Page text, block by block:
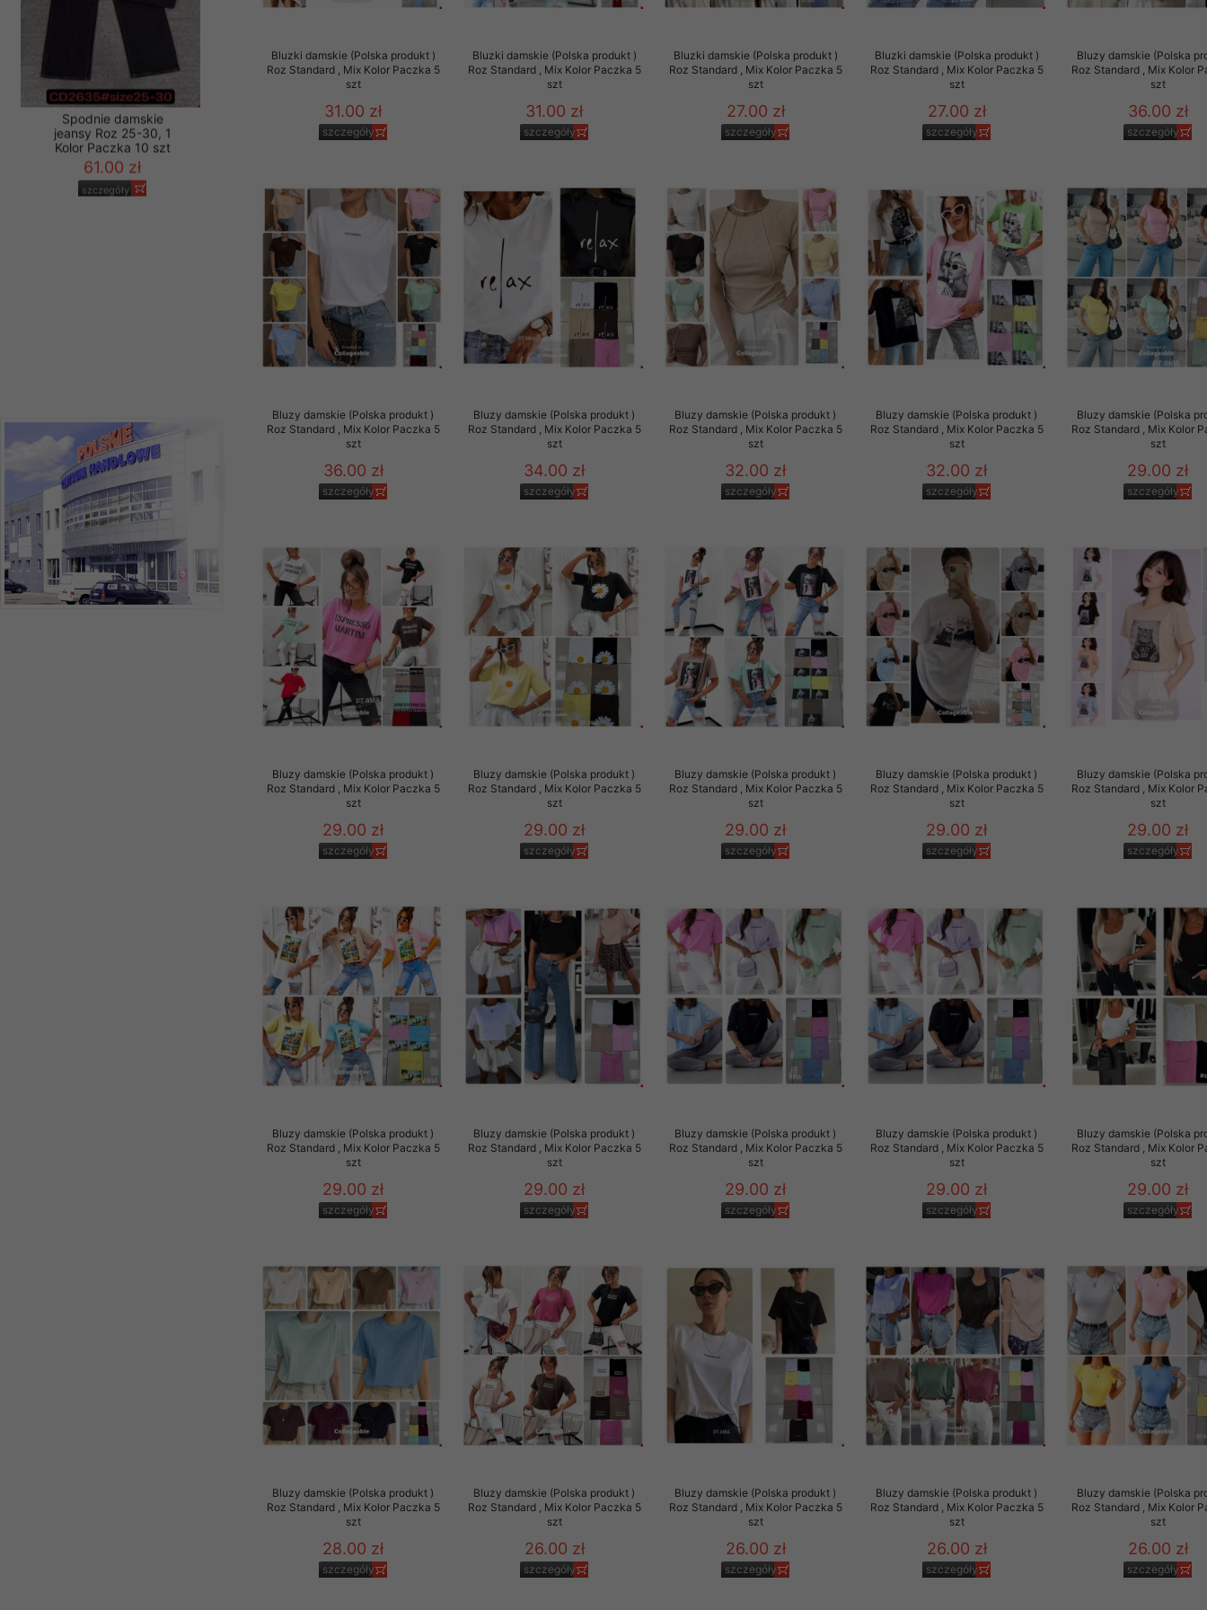
Spodnie damskie
jeansy Roz 25-30, 1
Bluzki damskie (Polska produkt )
Roz Standard , Mix Kolor Paczka 5
szt
31.00 zł
szczegóły
Bluzki damskie (Polska produkt )
Roz Standard , Mix Kolor Paczka 5
szt
31.00 zł
szczegóły
Bluzki damskie (Polska produkt )
Roz Standard , Mix Kolor Paczka 5
szt
27.00 zł
szczegóły
Bluzki damskie (Polska produkt )
Roz Standard , Mix Kolor Paczka 5
szt
27.00 zł
szczegóły
Bluzy damskie (Polska
Roz Standard , Mix Kolor
szt
36.00 zł
szczegóły
Bluzy damskie (Polska produkt )
Roz Standard , Mix Kolor Paczka 5
szt
36.00 zł
szczegóły
Bluzy damskie (Polska produkt )
Roz Standard , Mix Kolor Paczka 5
szt
34.00 zł
szczegóły
Bluzy damskie (Polska produkt )
Roz Standard , Mix Kolor Paczka 5
szt
32.00 zł
szczegóły
Bluzy damskie (Polska produkt )
Roz Standard , Mix Kolor Paczka 5
szt
32.00 zł
szczegóły
Bluzy damskie (Polska
Roz Standard , Mix Kolor
szt
29.00 zł
szczegóły
Bluzy damskie (Polska produkt )
Roz Standard , Mix Kolor Paczka 5
szt
29.00 zł
szczegóły
Bluzy damskie (Polska produkt )
Roz Standard , Mix Kolor Paczka 5
szt
29.00 zł
szczegóły
Bluzy damskie (Polska produkt )
Roz Standard , Mix Kolor Paczka 5
szt
29.00 zł
szczegóły
Bluzy damskie (Polska produkt )
Roz Standard , Mix Kolor Paczka 5
szt
29.00 zł
szczegóły
Bluzy damskie (Polska
Roz Standard , Mix Kolor
szt
29.00 zł
szczegóły
Bluzy damskie (Polska produkt )
Roz Standard , Mix Kolor Paczka 5
szt
29.00 zł
szczegóły
Bluzy damskie (Polska produkt )
Roz Standard , Mix Kolor Paczka 5
szt
29.00 zł
szczegóły
Bluzy damskie (Polska produkt )
Roz Standard , Mix Kolor Paczka 5
szt
29.00 zł
szczegóły
Bluzy damskie (Polska produkt )
Roz Standard , Mix Kolor Paczka 5
szt
29.00 zł
szczegóły
Bluzy damskie (Polska
Roz Standard , Mix Kolor
szt
29.00 zł
szczegóły
Bluzy damskie (Polska produkt )
Roz Standard , Mix Kolor Paczka 5
szt
28.00 zł
szczegóły
Bluzy damskie (Polska produkt )
Roz Standard , Mix Kolor Paczka 5
szt
26.00 zł
szczegóły
Bluzy damskie (Polska produkt )
Roz Standard , Mix Kolor Paczka 5
szt
26.00 zł
szczegóły
Bluzy damskie (Polska produkt )
Roz Standard , Mix Kolor Paczka 5
szt
26.00 zł
szczegóły
Bluzy damskie (Polska
Roz Standard , Mix Kolor
szt
26.00 zł
szczegóły
zawierającego akceptację na otrzymywanie newslettera o aktualnych promocjach, rabatach i nowościach w
naszym Sklepie. Materiały te dotyczą wyłącznie oferty naszego Sklepu.
Wszelkie pytania, wnioski i sugestie odnoszące się do ochrony Państwa prywatności, w szczególności danych
osobowych prosimy zgłaszać na email